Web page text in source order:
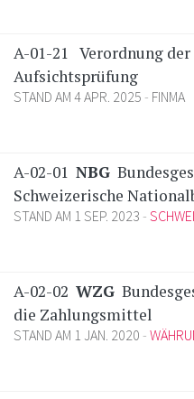
A-01-21 Verordnung
Aufsichtsprüfung
STAND AM 4 APR. 2025
FINMA
A-02-01 NBG
Schweizerische
STAND AM 1 SEP. 2023
A-02-02 WZG
die Zahlungsmittel
STAND AM 1 JAN. 2020